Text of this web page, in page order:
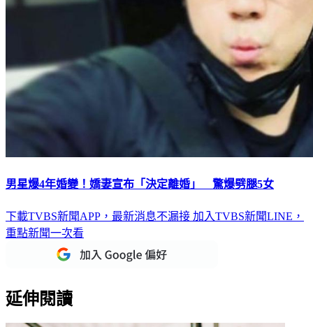
男星爆4年婚變！嬌妻宣布「決定離婚」 驚爆劈腿5女
下載TVBS新聞APP，最新消息不漏接 加入TVBS新聞LINE，
重點新聞一次看
延伸閱讀